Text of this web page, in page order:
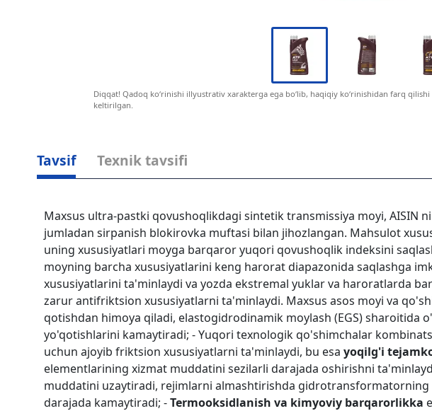
Diqqat! Qadoq ko‘rinishi illyustrativ xarakterga ega bo‘lib, haqiqiy ko‘rinishidan farq
keltirilgan.
Tavsif Texnik tavsifi
Maxsus ultra-pastki qovushoqlikdagi sintetik transmissiya moyi, AISIN
jumladan sirpanish blokirovka muftasi bilan jihozlangan. Mahsulot
uning xususiyatlari moyga barqaror yuqori qovushoqlik indeksini
moyning barcha xususiyatlarini keng harorat diapazonida saqlashga
xususiyatlarini ta'minlaydi va yozda ekstremal yuklar va haroratlarda
zarur antifriktsion xususiyatlarni ta'minlaydi. Maxsus asos moyi va
qotishdan himoya qiladi, elastogidrodinamik moylash (EGS)
yo'qotishlarini kamaytiradi; - Yuqori texnologik qo'shimchalar
uchun ajoyib friktsion xususiyatlarni ta'minlaydi, bu esa yoqilg'i
elementlarining xizmat muddatini sezilarli darajada oshirishni
muddatini uzaytiradi, rejimlarni almashtirishda
darajada kamaytiradi; -Termooksidlanish va kimyoviy barqarorlikka